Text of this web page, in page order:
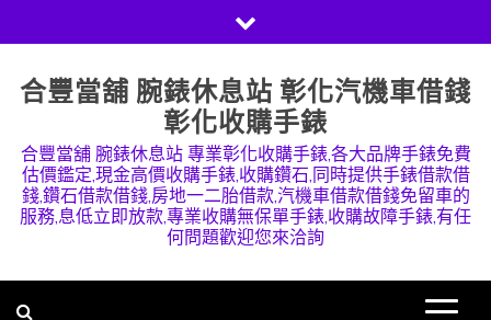
to
content
合豐當舖 腕錶休息站 彰化汽機車借錢
彰化收購手錶
合豐當舖 腕錶休息站 專業彰化收購手錶,各大品牌手錶免費
估價鑑定,現金高價收購手錶,收購鑽石,同時提供手錶借款借
錢,鑽石借款借錢,房地一二胎借款,汽機車借款借錢免留車的
服務,息低立即放款,專業收購無保單手錶,收購故障手錶,有任
何問題歡迎您來洽詢